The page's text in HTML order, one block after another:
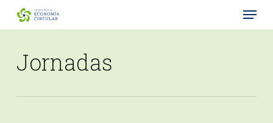
content
Menu
Jornadas